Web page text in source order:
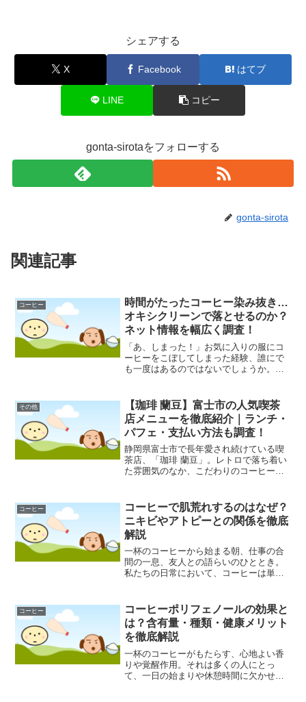
シェアする
X Facebook はてブ
LINE コピー
gonta-sirotaをフォローする
gonta-sirota
関連記事
コーヒー
時間がたったコーヒー染み抜き…
オキシクリーンで落とせるのか？
ネット情報を幅広く調査！
「あ、しまった！」お気に入りの服にコ
ーヒーをこぼしてしまった経験、誰にで
も一度はあるのではないでしょうか。特
な存在です。そんな時、酸素系漂白剤の
「オキシクリーン」が効果...
その他
【珈琲 蘭豆】富士市の人気喫茶
店メニューを徹底紹介｜ランチ・
パフェ・支払い方法も調査！
静岡県富士市で長年愛され続けている喫
茶店、「珈琲 蘭豆」。レトロで落ち着い
た雰囲気のなか、こだわりのコーヒーや
れるファンも少なくないのだとか。この
記事では、そんな「珈琲...
コーヒー
コーヒーで肌荒れするのはなぜ？
ニキビやアトピーとの関係を徹底
解説
一杯のコーヒーから始まる朝、仕事の合
間の一息、友人との語らいのひととき。
私たちの日常において、コーヒーは単な
豊かな香りと深い味わいは、多くの人々
にとって欠かせないものと...
コーヒー
コーヒーポリフェノールの効果と
は？含有量・種類・健康メリット
を徹底解説
一杯のコーヒーがもたらす、心地よい香
りや覚醒作用。それは多くの人にとっ
て、一日の始まりや休憩時間に欠かせな